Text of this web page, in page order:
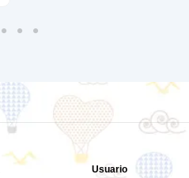
Usuario